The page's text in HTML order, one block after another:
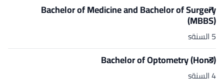
Bachelor of Medicine and Bachelor of Surgery
(MBBS)
5 السنةs
Bachelor of Optometry (Hons)
4 السنةs